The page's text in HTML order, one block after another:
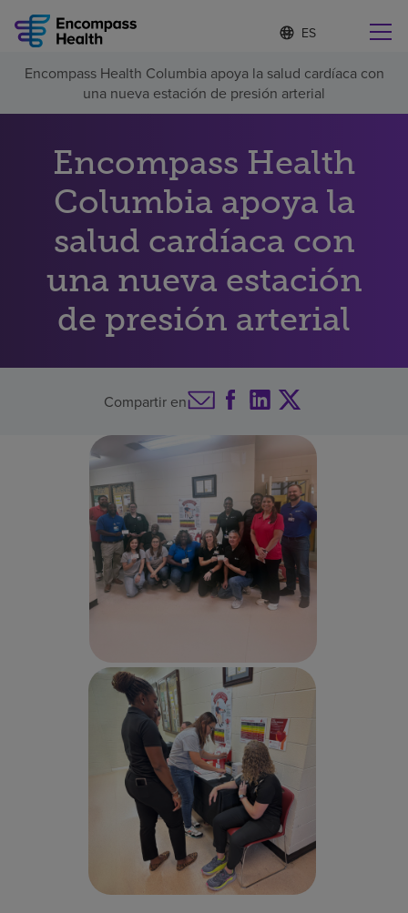
Lista
de
idiomas
contraída
d
o
m
a
l
e
c
c
o
a
o
Encuentre una localidad cerca de usted
Por qué debe elegirnos
Servicios de rehabilitación
Pacientes y cuidadores
Recursos de salud
Buscar un centro
Pagar mi factura
Encompass Health Columbia apoya la salud cardíaca con
una nueva estación de presión arterial
Encompass Health
Columbia apoya la
salud cardíaca con
una nueva estación
de presión arterial
Compartir en